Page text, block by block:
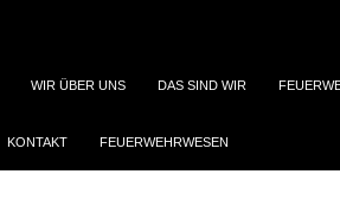
WIR ÜBER UNS DAS SIND WIR
KONTAKT FEUERWEHRWESEN